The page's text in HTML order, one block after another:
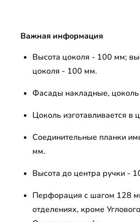
Важная информация
Высота цоколя - 100 мм;
цоколя - 100 мм.
Фасады накладные, цоколь
Цоколь изготавливается в
Соединительные планки
мм.
Высота до центра ручки -
Перфорация с шагом 128
отделениях, кроме